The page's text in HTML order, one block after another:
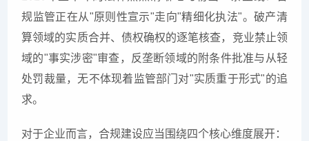
规监管正在从"原则性宣示"走向"精细化执法"。破产清
算领域的实质合并、债权确权的逐笔核查，竞业禁止领
域的"事实涉密"审查，反垄断领域的附条件批准与从轻
处罚裁量，无不体现着监管部门对"实质重于形式"的追
求。
对于企业而言，合规建设应当围绕四个核心维度展开：